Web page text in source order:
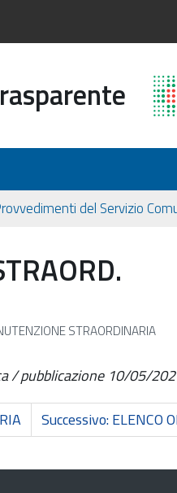
del Servizio
STRAORDINARIA
/ pubblicazione 10/05/
Successivo: ELENCO